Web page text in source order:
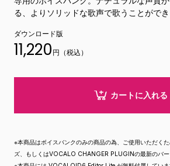
る、よりソリッドな歌声で歌うことができ
ダウンロード版
11,220 円（税込）
カートに入れる
※本商品はボイスバンクのみの商品の為、ご使用いただく
ズ、もしくはVOCALO CHANGER PLUGINの最新のバー